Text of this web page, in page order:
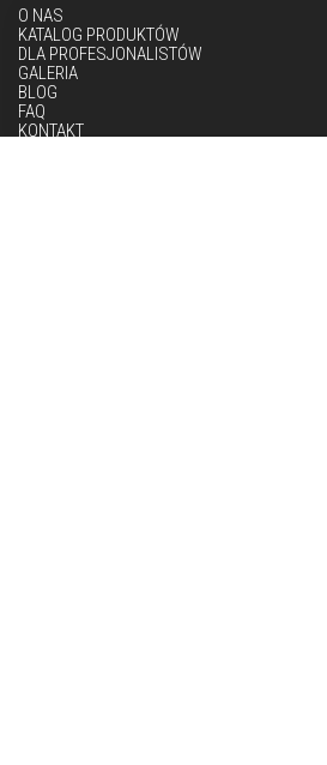
O NAS
KATALOG PRODUKTÓW
DLA PROFESJONALISTÓW
GALERIA
BLOG
FAQ
KONTAKT